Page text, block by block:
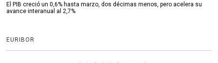
El PIB creció un 0,6% hasta marzo, dos décimas menos, pero acelera su
avance interanual al 2,7%
EURIBOR